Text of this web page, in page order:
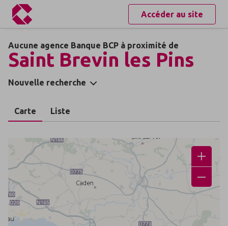
Accéder au site
Aucune agence Banque BCP à proximité de
Saint Brevin les Pins
Nouvelle recherche
Carte Liste